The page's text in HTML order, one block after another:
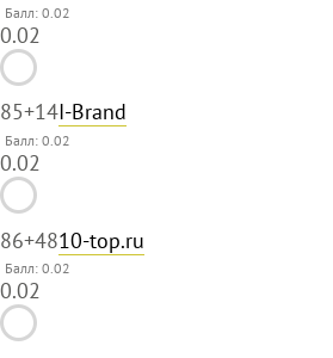
Балл: 0.02
0.02
85+14I-Brand
Балл: 0.02
0.02
86+4810-top.ru
Балл: 0.02
0.02